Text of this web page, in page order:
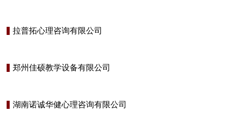
拉普拓心理咨询有限公司
郑州佳硕教学设备有限公司
湖南诺诚华健心理咨询有限公司